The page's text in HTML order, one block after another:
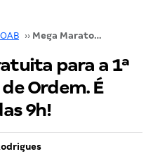
›› Mega Maratona gratuita para a 1ª fase do XX Exame de Ordem. É amanhã, a partir das 9h!
para a 1ª
Ordem. É
9h!